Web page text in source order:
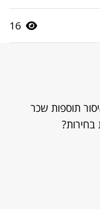
16
תוספות שכר
בחירות?